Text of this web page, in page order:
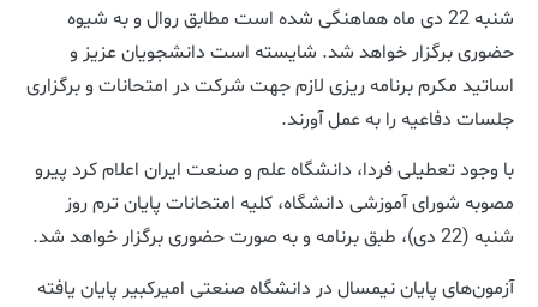
شنبه 22 دی ماه هماهنگی شده است مطابق روال و به شیوه
حضوری برگزار خواهد شد. شایسته است دانشجویان عزیز و
اساتید مکرم برنامه ریزی لازم جهت شرکت در امتحانات و برگزاری
جلسات دفاعیه را به عمل آورند.
با وجود تعطیلی فردا، دانشگاه علم و صنعت ایران اعلام کرد پیرو
مصوبه شورای آموزشی دانشگاه، کلیه امتحانات پایان ترم روز
شنبه (22 دی)، طبق برنامه و به صورت حضوری برگزار خواهد شد.
آزمون‌های پایان نیمسال در دانشگاه صنعتی امیرکبیر پایان یافته